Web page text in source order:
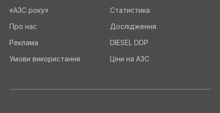
«АЗС року»
Про нас
Реклама
Умови використання
Статистика
Дослідження
DIESEL DDP
Ціни на АЗС